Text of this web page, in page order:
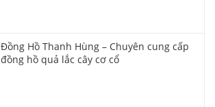
Đồng Hồ Thanh Hùng – Chuyên cung cấp
đồng hồ quả lắc cây cơ cổ